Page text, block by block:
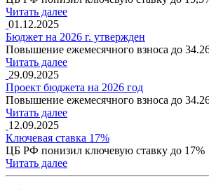
Читать далее
01.12.2025
Бюджет на 2026 г. утвержден
Повышение ежемесячного взноса до
Читать далее
29.09.2025
Проект бюджета на 2026 год
Повышение ежемесячного взноса до
Читать далее
12.09.2025
Ключевая ставка 17%
ЦБ РФ понизил ключевую ставку до 17%
Читать далее